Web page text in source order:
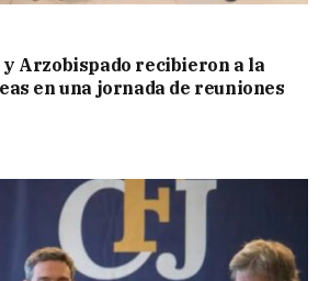
y Arzobispado recibieron a la
en una jornada de reuniones